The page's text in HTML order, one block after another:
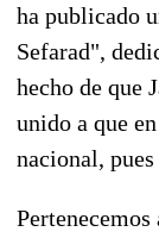
ha publicado
Sefarad",
hecho de que
unido a que
nacional,
Pertenecemos